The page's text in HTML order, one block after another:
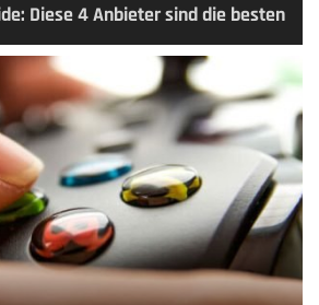
Diese 4 Anbieter sind die besten